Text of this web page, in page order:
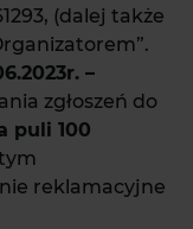
(dalej także
–
zgłoszeń do
puli 100
reklamacyjne